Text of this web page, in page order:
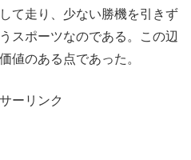
て走り、少ない勝機を引きず
スポーツなのである。この辺
値のある点であった。
ーリンク